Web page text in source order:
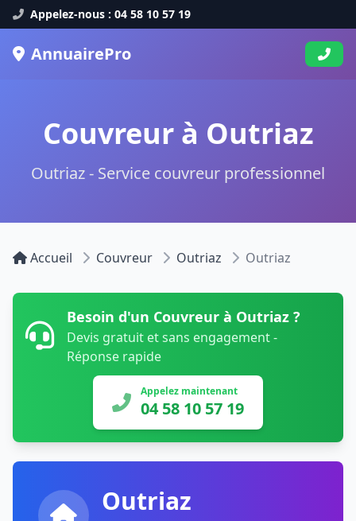
Appelez-nous : 04 58 10 57 19
AnnuairePro
Couvreur à Outriaz
Outriaz - Service couvreur professionnel
Accueil Couvreur Outriaz Outriaz
Besoin d'un Couvreur à Outriaz ?
Devis gratuit et sans engagement -
Réponse rapide
Appelez maintenant
04 58 10 57 19
Outriaz